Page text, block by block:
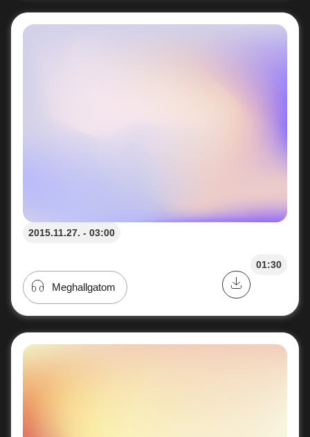
2015.11.27. - 03:00
01:30
Meghallgatom